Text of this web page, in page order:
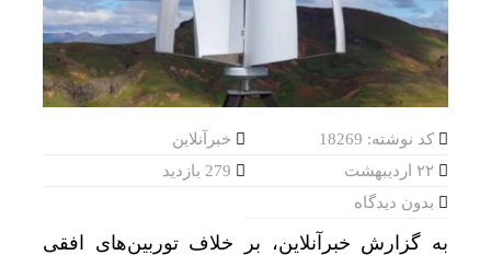
کد نوشته: 18269
خبرآنلاین
بدون دیدگاه
به گزارش خبرآنلاین، بر خلاف توربین‌های افقی